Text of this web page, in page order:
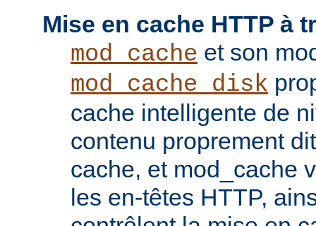
Mise en cache HTTP à
mod_cache et son
mod_cache_disk
cache intelligente de
contenu proprement
cache, et mod_cache
les en-têtes HTTP,